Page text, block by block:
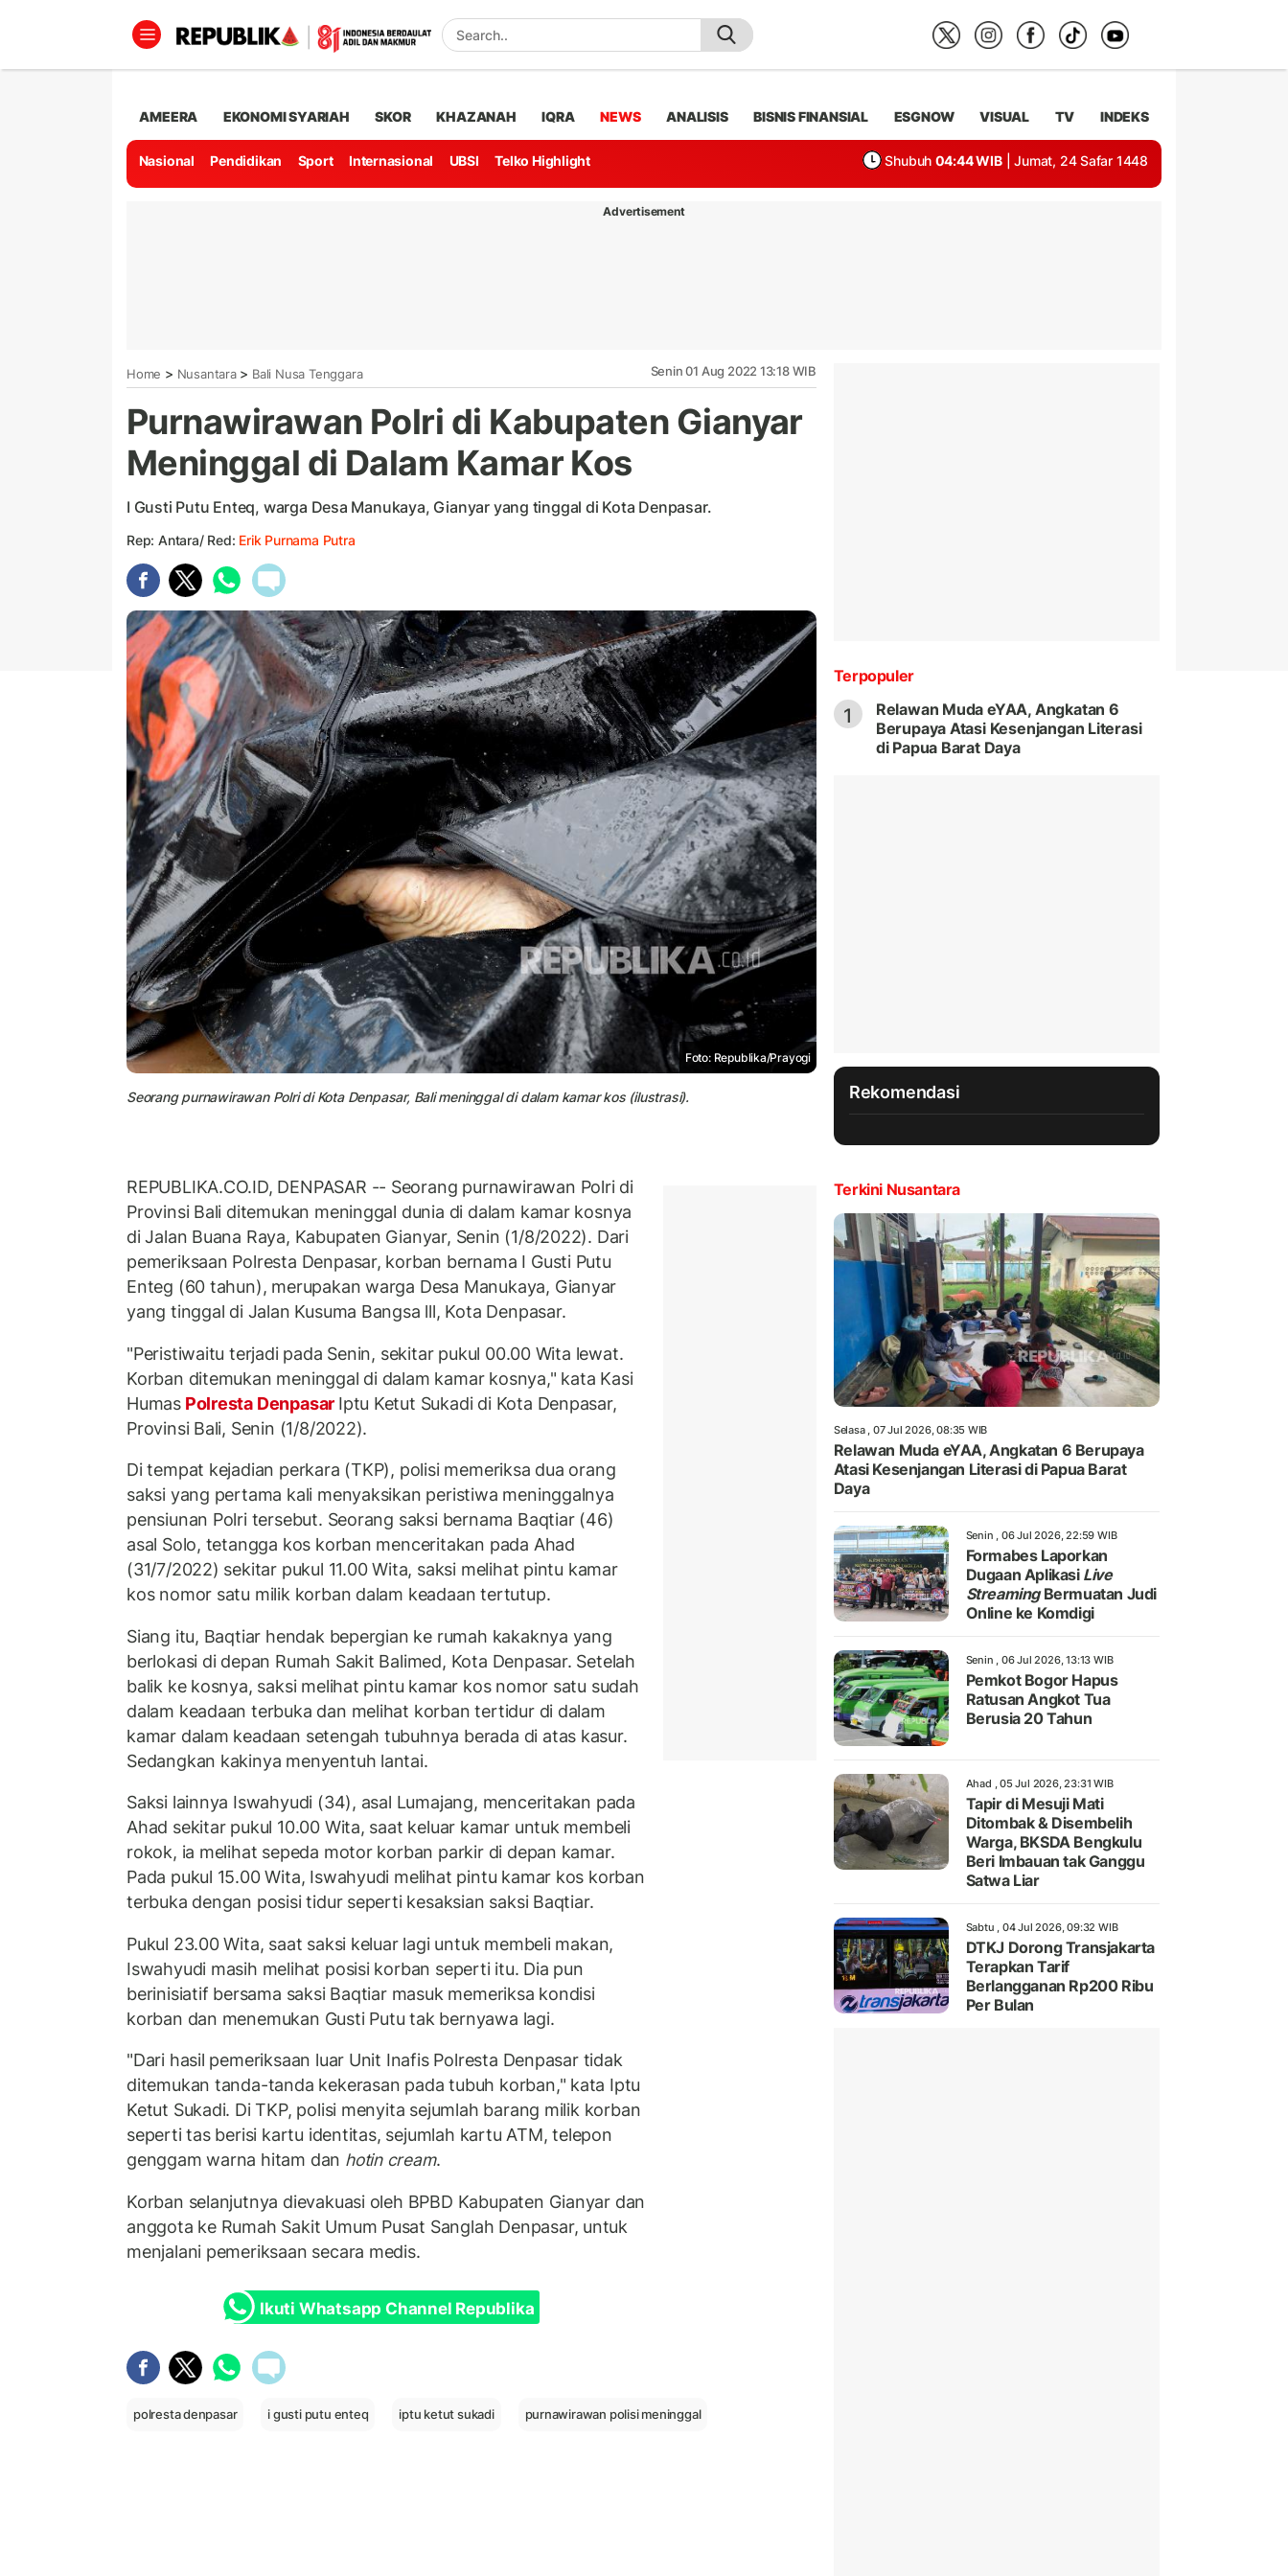
AMEERA EKONOMI SYARIAH SKOR KHAZANAH IQRA NEWS ANALISIS BISNIS FINANSIAL ESGNOW VISUAL TV INDEKS
Nasional Pendidikan Sport Internasional UBSI Telko Highlight Shubuh 04:44 WIB | Jumat, 24 Safar 1448
Advertisement
Home > Nusantara> Bali Nusa Tenggara Senin 01 Aug 2022 13:18 WIB
Purnawirawan Polri di Kabupaten Gianyar
Meninggal di Dalam Kamar Kos
I Gusti Putu Enteq, warga Desa Manukaya, Gianyar yang tinggal di Kota Denpasar.
Rep: Antara/ Red: Erik Purnama Putra
Foto: Republika/Prayogi
Seorang purnawirawan Polri di Kota Denpasar, Bali meninggal di dalam kamar kos (ilustrasi).
REPUBLIKA.CO.ID, DENPASAR -- Seorang purnawirawan Polri di
Provinsi Bali ditemukan meninggal dunia di dalam kamar kosnya
di Jalan Buana Raya, Kabupaten Gianyar, Senin (1/8/2022). Dari
pemeriksaan Polresta Denpasar, korban bernama I Gusti Putu
Enteg (60 tahun), merupakan warga Desa Manukaya, Gianyar
yang tinggal di Jalan Kusuma Bangsa lll, Kota Denpasar.
"Peristiwaitu terjadi pada Senin, sekitar pukul 00.00 Wita lewat.
Korban ditemukan meninggal di dalam kamar kosnya," kata Kasi
HumasPolresta Denpasar Iptu Ketut Sukadi di Kota Denpasar,
Provinsi Bali, Senin (1/8/2022).
Di tempat kejadian perkara (TKP), polisi memeriksa dua orang
saksi yang pertama kali menyaksikan peristiwa meninggalnya
pensiunan Polri tersebut. Seorang saksi bernama Baqtiar (46)
asal Solo, tetangga kos korban menceritakan pada Ahad
(31/7/2022) sekitar pukul 11.00 Wita, saksi melihat pintu kamar
kos nomor satu milik korban dalam keadaan tertutup.
Siang itu, Baqtiar hendak bepergian ke rumah kakaknya yang
berlokasi di depan Rumah Sakit Balimed, Kota Denpasar. Setelah
balik ke kosnya, saksi melihat pintu kamar kos nomor satu sudah
dalam keadaan terbuka dan melihat korban tertidur di dalam
kamar dalam keadaan setengah tubuhnya berada di atas kasur.
Sedangkan kakinya menyentuh lantai.
Saksi lainnya Iswahyudi (34), asal Lumajang, menceritakan pada
Ahad sekitar pukul 10.00 Wita, saat keluar kamar untuk membeli
rokok, ia melihat sepeda motor korban parkir di depan kamar.
Pada pukul 15.00 Wita, Iswahyudi melihat pintu kamar kos korban
terbuka dengan posisi tidur seperti kesaksian saksi Baqtiar.
Pukul 23.00 Wita, saat saksi keluar lagi untuk membeli makan,
Iswahyudi masih melihat posisi korban seperti itu. Dia pun
berinisiatif bersama saksi Baqtiar masuk memeriksa kondisi
korban dan menemukan Gusti Putu tak bernyawa lagi.
"Dari hasil pemeriksaan luar Unit Inafis Polresta Denpasar tidak
ditemukan tanda-tanda kekerasan pada tubuh korban," kata Iptu
Ketut Sukadi. Di TKP, polisi menyita sejumlah barang milik korban
seperti tas berisi kartu identitas, sejumlah kartu ATM, telepon
genggam warna hitam dan hotin cream.
Korban selanjutnya dievakuasi oleh BPBD Kabupaten Gianyar dan
anggota ke Rumah Sakit Umum Pusat Sanglah Denpasar, untuk
menjalani pemeriksaan secara medis.
Ikuti Whatsapp Channel Republika
polresta denpasar i gusti putu enteq iptu ketut sukadi purnawirawan polisi meninggal
Terpopuler
1
Relawan Muda eYAA, Angkatan 6
Berupaya Atasi Kesenjangan Literasi
di Papua Barat Daya
Rekomendasi
Terkini Nusantara
Selasa , 07 Jul 2026, 08:35 WIB
Relawan Muda eYAA, Angkatan 6 Berupaya
Atasi Kesenjangan Literasi di Papua Barat
Daya
Senin , 06 Jul 2026, 22:59 WIB
Formabes Laporkan
Dugaan Aplikasi Live
StreamingBermuatan Judi
Online ke Komdigi
Senin , 06 Jul 2026, 13:13 WIB
Pemkot Bogor Hapus
Ratusan Angkot Tua
Berusia 20 Tahun
Ahad , 05 Jul 2026, 23:31 WIB
Tapir di Mesuji Mati
Ditombak & Disembelih
Warga, BKSDA Bengkulu
Beri Imbauan tak Ganggu
Satwa Liar
Sabtu , 04 Jul 2026, 09:32 WIB
DTKJ Dorong Transjakarta
Terapkan Tarif
Berlangganan Rp200 Ribu
Per Bulan